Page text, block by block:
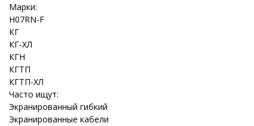
Марки:
H07RN-F
КГ
КГ-ХЛ
КГН
КГТП
КГТП-ХЛ
Часто ищут:
Экранированный гибкий
Экранированные кабели